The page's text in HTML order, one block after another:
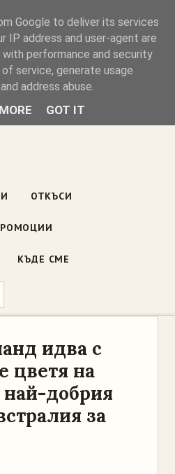
откъси, нови книги
· пон–пет 10:00–19:00 ·
ОТКЪСИ
КЪДЕ СМЕ
идва с
цветя на
най-добрия
за
Google to deliver its services
IP address and user-agent are
performance and security
service, generate usage
address abuse.
GOT IT